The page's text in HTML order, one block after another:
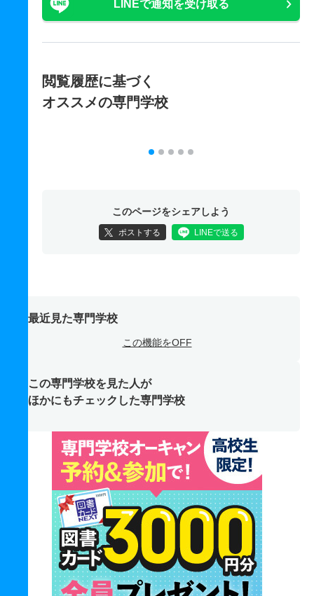
LINEで通知を受け取る
閲覧履歴に基づく
オススメの専門学校
このページをシェアしよう
ポストする LINEで送る
最近見た専門学校
この機能をOFF
この専門学校を見た人が
ほかにもチェックした専門学校